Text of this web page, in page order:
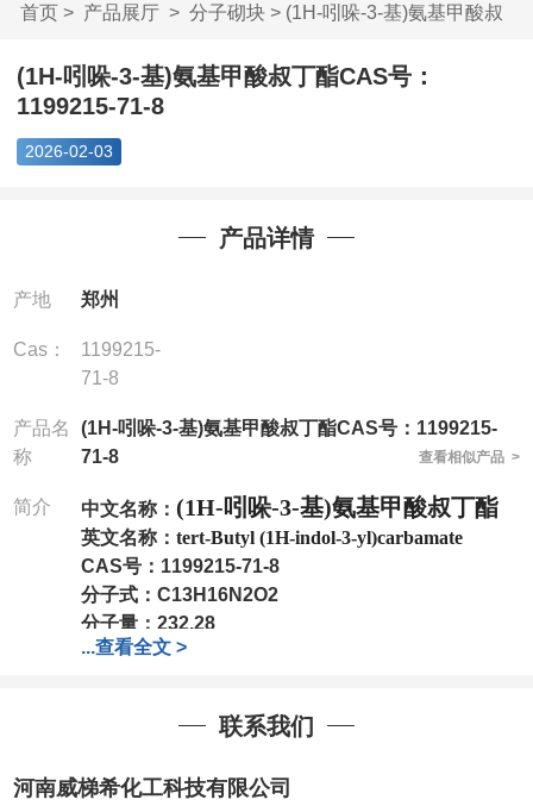
首页> 产品展厅> 分子砌块> (1H-吲哚-3-基)氨基甲酸叔
丁酯...
(1H-吲哚-3-基)氨基甲酸叔丁酯CAS号：
1199215-71-8
2026-02-03
产品详情
产地 郑州
Cas：
1199215-
71-8
产品名
称
(1H-吲哚-3-基)氨基甲酸叔丁酯CAS号：1199215-
71-8
查看相似产品 >
简介 中文名称： (1H-吲哚-3-基)氨基甲酸叔丁酯
英文名称： tert-Butyl (1H-indol-3-yl)carbamate
CAS号： 1199215-71-8
分子式： C13H16N2O2
分子量： 232.28
包装：1Mg ; 5Mg;10Mg ;100Mg;250Mg ;500Mg
我司对高校及科研单位先发货和
作中有用到的试剂,欢迎前来询购
电话:0371-63377391/13393727064
...查看全文 >
联系我们
河南威梯希化工科技有限公司